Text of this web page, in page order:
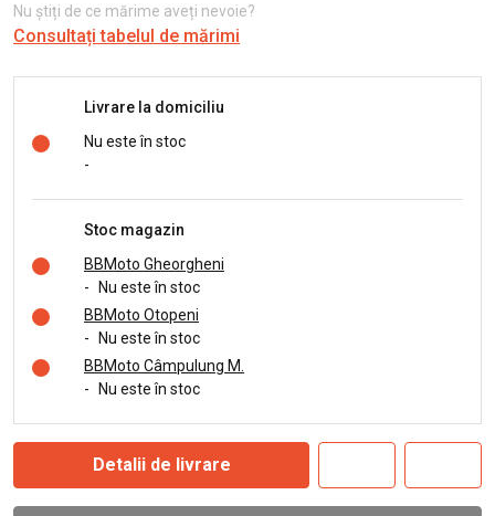
Nu știți de ce mărime aveți nevoie?
Consultați tabelul de mărimi
Livrare la domiciliu
Nu este în stoc
-
Stoc magazin
BBMoto Gheorgheni
-
Nu este în stoc
BBMoto Otopeni
-
Nu este în stoc
BBMoto Câmpulung M.
-
Nu este în stoc
Detalii de livrare